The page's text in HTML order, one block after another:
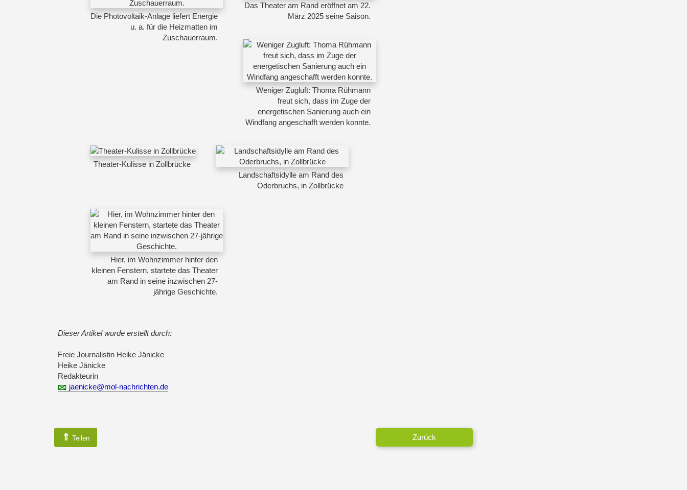
Die Photovoltaik-Anlage liefert Energie
u. a. für die Heizmatten im
Zuschauerraum.
Das Theater am Rand eröffnet am 22.
März 2025 seine Saison.
Weniger Zugluft: Thoma Rühmann
freut sich, dass im Zuge der
energetischen Sanierung auch ein
Windfang angeschafft werden konnte.
Theater-Kulisse in Zollbrücke
Landschaftsidylle am Rand des
Oderbruchs, in Zollbrücke
Hier, im Wohnzimmer hinter den
kleinen Fenstern, startete das Theater
am Rand in seine inzwischen 27-
jährige Geschichte.
Dieser Artikel wurde erstellt durch:
Freie Journalistin Heike Jänicke
Heike Jänicke
Redakteurin
jaenicke@mol-nachrichten.de
⇑ Teilen Zurück